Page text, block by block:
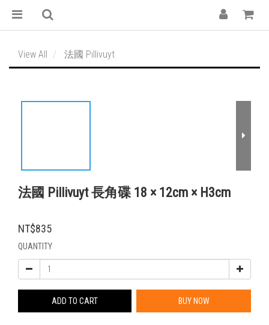
View All 法國 Pillivuyt
法國 Pillivuyt 長角碟 18 × 12cm × H3cm
NT$835
QUANTITY
ADD TO CART BUY NOW